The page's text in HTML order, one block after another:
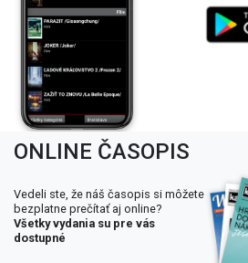
ONLINE ČASOPIS
Vedeli ste, že náš časopis si môžete
bezplatne prečítať aj online?
Všetky vydania su pre vás
dostupné